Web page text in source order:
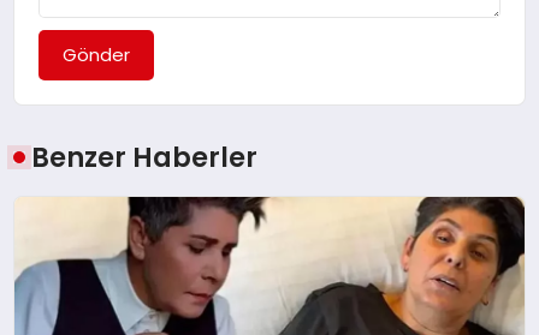
Gönder
Benzer Haberler